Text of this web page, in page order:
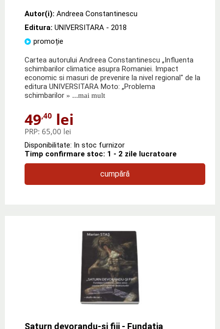
Autor(i): Andreea Constantinescu
Editura: UNIVERSITARA - 2018
promoție
Cartea autorului Andreea Constantinescu „Influenta
schimbarilor climatice asupra Romaniei. Impact
economic si masuri de prevenire la nivel regional" de la
editura UNIVERSITARA Moto: „Problema
schimbarilor » ...mai mult
49,40 lei
PRP: 65,00 lei
Disponibilitate: In stoc furnizor
Timp confirmare stoc: 1 - 2 zile lucratoare
cumpără
Saturn devorandu-si fiii - Fundatia